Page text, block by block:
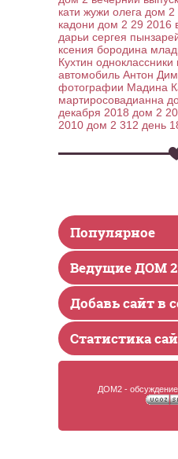
кати жужи олега дом 2
кадони дом 2 29 2016
дарьи сергея
ксения бородина
Кухтин одноклассники
автомобиль Антон
фотографии Мадина
мартиросовадианна
декабря 2018 дом 2
2010 дом 2 312 день
Популярное
Ведущие ДОМ 2
Добавь сайт в
Статистика
ДОМ2 - обсуждение